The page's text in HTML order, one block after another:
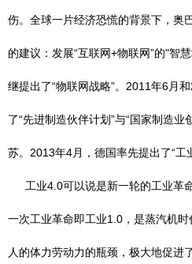
伤。全球一片经济恐慌的背景下，奥
的建议：发展“互联网+物联网”的"智
继提出了“物联网战略”。2011年6月
了“先进制造伙伴计划”与“国家制造业
苏。2013年4月，德国率先提出了“工
工业4.0可以说是新一轮的工业革
一次工业革命即工业1.0，是蒸汽机
人的体力劳动力的瓶颈，极大地促进